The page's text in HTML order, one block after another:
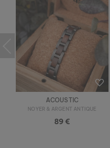
Nouveau
ACOUSTIC
NOYER & ARGENT ANTIQUE
89 €